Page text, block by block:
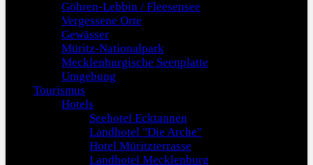
Göhren-Lebbin / Fleesensee
Vergessene Orte
Gewässer
Müritz-Nationalpark
Mecklenburgische Seenplatte
Umgebung
Tourismus
Hotels
Seehotel Ecktannen
Landhotel "Die Arche"
Hotel Müritzterrasse
Landhotel Mecklenburg